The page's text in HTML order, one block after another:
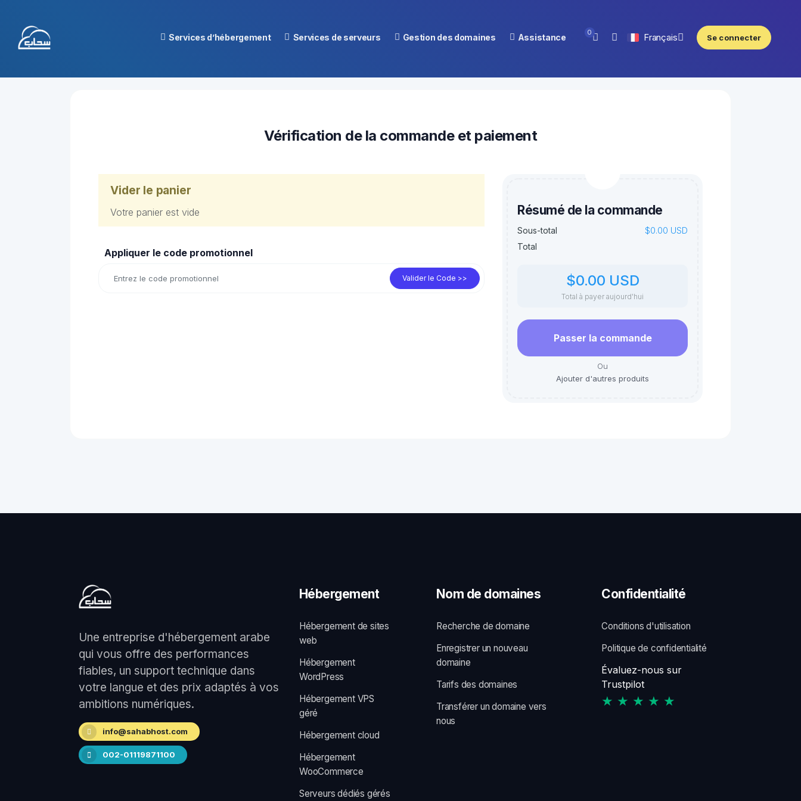
Services d’hébergement Services de serveurs Gestion des domaines Assistance 0 Français Se connecter
Vérification de la commande et paiement
Vider le panier
Votre panier est vide
Appliquer le code promotionnel
Valider le Code >>
Résumé de la commande
Sous-total $0.00 USD
Total
$0.00 USD
Total à payer aujourd'hui
Passer la commande
Ou
Ajouter d'autres produits
Une entreprise d'hébergement arabe
qui vous offre des performances
fiables, un support technique dans
votre langue et des prix adaptés à vos
ambitions numériques.
info@sahabhost.com
002-01119871100
Hébergement
Hébergement de sites
web
Hébergement
WordPress
Hébergement VPS
géré
Hébergement cloud
Hébergement
WooCommerce
Serveurs dédiés gérés
Nom de domaines
Recherche de domaine
Enregistrer un nouveau
domaine
Tarifs des domaines
Transférer un domaine vers
nous
Confidentialité
Conditions d'utilisation
Politique de confidentialité
Évaluez-nous sur
Trustpilot
★ ★ ★ ★ ★